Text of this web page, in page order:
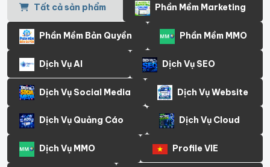
Tất cả sản phẩm Phần Mềm Marketing
Phần Mềm Bản Quyền Phần Mềm MMO
Dịch Vụ AI Dịch Vụ SEO
Dịch Vụ Social Media Dịch Vụ Website
Dịch Vụ Quảng Cáo Dịch Vụ Cloud
Dịch Vụ MMO Profile VIE